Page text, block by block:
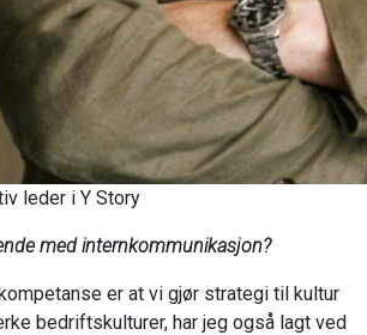
leder i Y Story
med internkommunikasjon?
er at vi gjør strategi til kultur
bedriftskulturer, har jeg også lagt ved